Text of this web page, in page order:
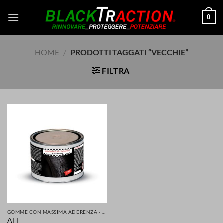
0
HOME / PRODOTTI TAGGATI “VECCHIE”
FILTRA
ATT